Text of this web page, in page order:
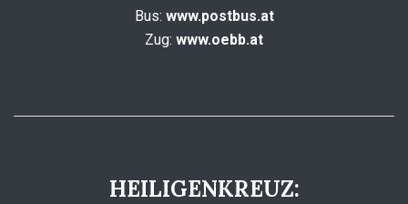
Bus: www.postbus.at
Zug: www.oebb.at
HEILIGENKREUZ: